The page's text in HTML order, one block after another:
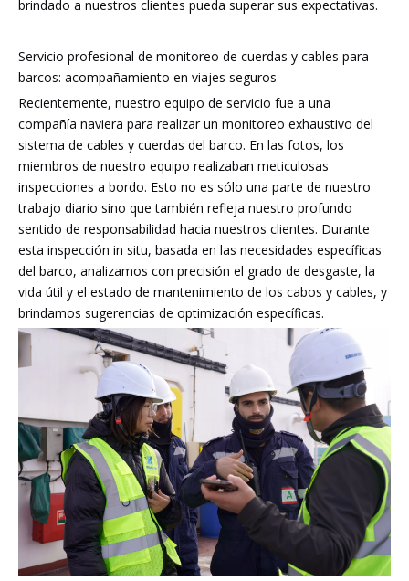
brindado a nuestros clientes pueda superar sus expectativas.
Servicio profesional de monitoreo de cuerdas y cables para
barcos: acompañamiento en viajes seguros
Recientemente, nuestro equipo de servicio fue a una
compañía naviera para realizar un monitoreo exhaustivo del
sistema de cables y cuerdas del barco. En las fotos, los
miembros de nuestro equipo realizaban meticulosas
inspecciones a bordo. Esto no es sólo una parte de nuestro
trabajo diario sino que también refleja nuestro profundo
sentido de responsabilidad hacia nuestros clientes. Durante
esta inspección in situ, basada en las necesidades específicas
del barco, analizamos con precisión el grado de desgaste, la
vida útil y el estado de mantenimiento de los cabos y cables, y
brindamos sugerencias de optimización específicas.